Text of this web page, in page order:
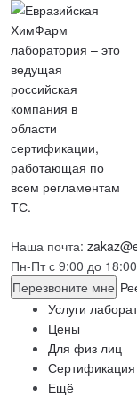
Наша почта:
Пн-Пт с 9:00 до 18:00
Перезвоните мне
Услуги
Цены
Для физ лиц
Сертификация
Ещё